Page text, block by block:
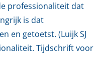
professionaliteit dat
is dat
en getoetst. (Luijk SJ
Tijdschrift voor